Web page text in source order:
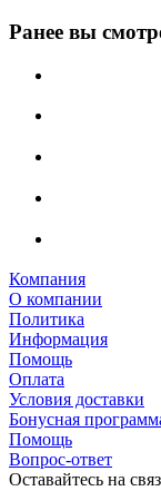
Ранее вы
Компания
О компании
Политика
Информация
Помощь
Оплата
Условия доставки
Бонусная
Помощь
Вопрос-ответ
Оставайтесь на